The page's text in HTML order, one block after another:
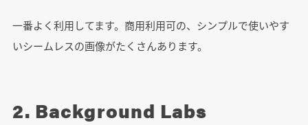
一番よく利用してます。商用利用可の、シンプルで使いやす
いシームレスの画像がたくさんあります。
2. Background Labs